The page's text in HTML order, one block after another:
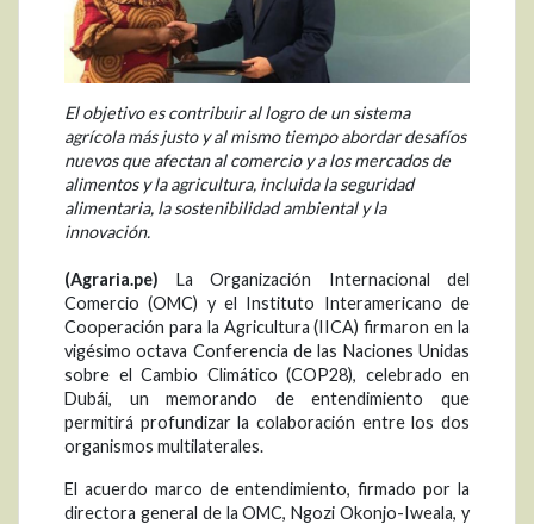
El objetivo es contribuir al logro de un sistema
agrícola más justo y al mismo tiempo abordar desafíos
nuevos que afectan al comercio y a los mercados de
alimentos y la agricultura, incluida la seguridad
alimentaria, la sostenibilidad ambiental y la
innovación.
(Agraria.pe) La Organización Internacional del
Comercio (OMC) y el Instituto Interamericano de
Cooperación para la Agricultura (IICA) firmaron en la
vigésimo octava Conferencia de las Naciones Unidas
sobre el Cambio Climático (COP28), celebrado en
Dubái, un memorando de entendimiento que
permitirá profundizar la colaboración entre los dos
organismos multilaterales.
El acuerdo marco de entendimiento, firmado por la
directora general de la OMC, Ngozi Okonjo-Iweala, y